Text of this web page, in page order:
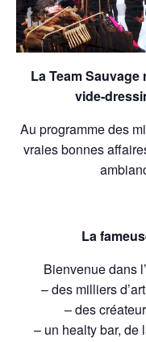
La Team
vide-
Au programme des
vraies bonnes
La
Bienvenue dans
– des milliers
– des
– un healty bar, de